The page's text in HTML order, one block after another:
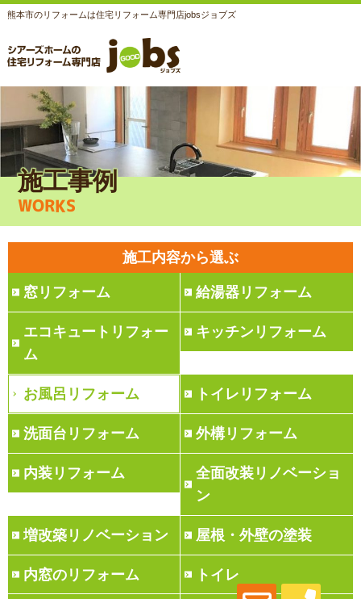
熊本市のリフォームは住宅リフォーム専門店jobsジョブズ
施工事例
WORKS
施工内容から選ぶ
窓リフォーム 給湯器リフォーム
エコキュートリフォー
ム
キッチンリフォーム
お風呂リフォーム トイレリフォーム
洗面台リフォーム 外構リフォーム
内装リフォーム
全面改装リノベーショ
ン
増改築リノベーション 屋根・外壁の塗装
内窓のリフォーム トイレ